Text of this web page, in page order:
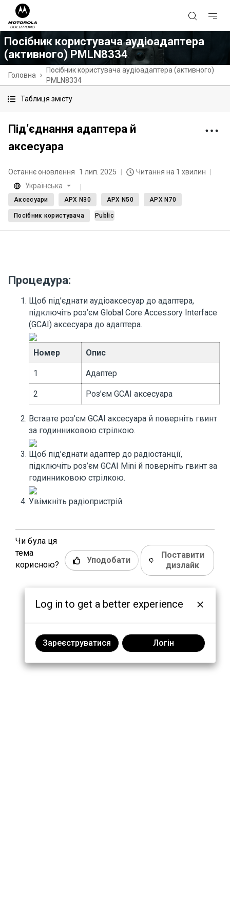
Посібник користувача аудіоадаптера
(активного) PMLN8334
Головна
Посібник користувача аудіоадаптера (активного)
PMLN8334
Таблиця змісту
Під’єднання адаптера й
аксесуара
Останнє оновлення 1 лип. 2025
Читання на 1 хвилин
Українська
Аксесуари APX N30 APX N50 APX N70
Посібник користувача Public
Процедура:
Щоб під’єднати аудіоаксесуар до адаптера,
підключіть роз’єм Global Core Accessory Interface
(GCAI) аксесуара до адаптера.
Номер Опис
1 Адаптер
2 Роз’єм GCAI аксесуара
Вставте роз’єм GCAI аксесуара й поверніть гвинт
за годинниковою стрілкою.
Щоб під’єднати адаптер до радіостанції,
підключіть роз’єм GCAI Mini й поверніть гвинт за
годинниковою стрілкою.
Увімкніть радіопристрій.
Чи була ця
тема
корисною?
Уподобати
Поставити
дизлайк
Log in to get a better experience
Зареєструватися Логін